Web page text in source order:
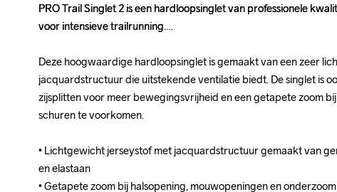
PRO Trail Singlet 2 is een hardloopsinglet van professionele
voor intensieve trailrunning.
Deze hoogwaardige hardloopsinglet is gemaakt van een zeer
jacquardstructuur die uitstekende ventilatie biedt. De singlet is
zijsplitten voor meer bewegingsvrijheid en een getapete zoom
schuren te voorkomen.
• Lichtgewicht jerseystof met jacquardstructuur gemaakt van
en elastaan
• Getapete zoom bij halsopening, mouwopeningen en onderzoom
PRO Trail Singlet 2 is een hardloopsinglet van professionele
voor intensieve trailrunning.
Deze hoogwaardige hardloopsinglet is gemaakt van een zeer
jacquardstructuur die uitstekende ventilatie biedt. De singlet is
zijsplitten voor meer bewegingsvrijheid en een getapete zoom
schuren te voorkomen.
• Lichtgewicht jerseystof met jacquardstructuur gemaakt van
en elastaan
• Getapete zoom bij halsopening, mouwopeningen en onderzoom